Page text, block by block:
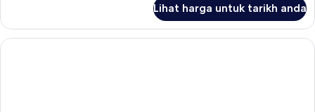
Lihat harga untuk tarikh anda